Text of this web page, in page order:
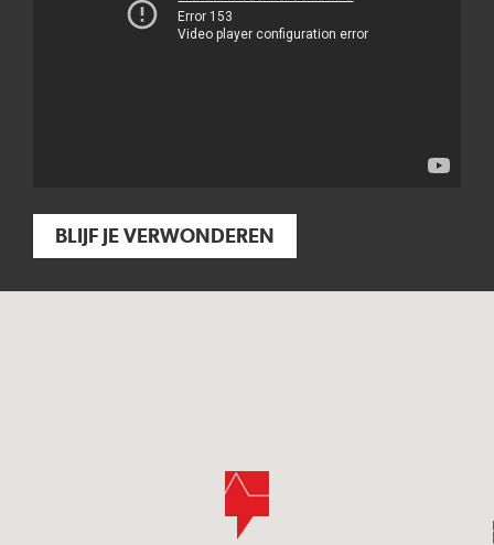
BLIJF JE VERWONDEREN